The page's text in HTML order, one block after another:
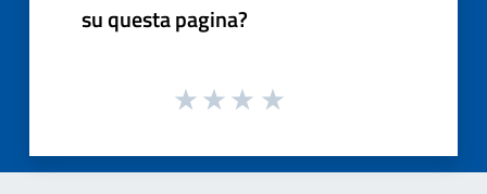
su questa pagina?